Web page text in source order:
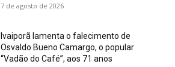
7 de agosto de 2026
Ivaiporã lamenta o falecimento de
Osvaldo Bueno Camargo, o popular
“Vadão do Café”, aos 71 anos